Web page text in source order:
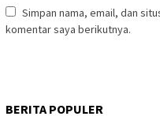
Simpan nama, email, dan
komentar saya berikutnya.
BERITA POPULER